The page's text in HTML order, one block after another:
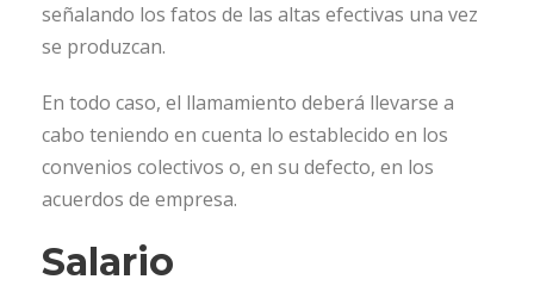
señalando los fatos de las altas efectivas una vez
se produzcan.
En todo caso, el llamamiento deberá llevarse a
cabo teniendo en cuenta lo establecido en los
convenios colectivos o, en su defecto, en los
acuerdos de empresa.
Salario